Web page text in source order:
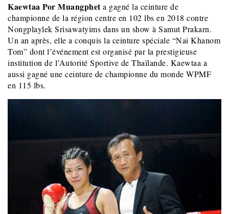
Kaewtaa Por Muangpheta gagné la ceinture de
championne de la région centre en 102 lbs en 2018 contre
Nongplaylek Srisawatyims dans un show à Samut Prakarn.
Un an après, elle a conquis la ceinture spéciale “Nai Khanom
Tom” dont l’événement est organisé par la prestigieuse
institution de l’Autorité Sportive de Thaïlande. Kaewtaa a
aussi gagné une ceinture de championne du monde WPMF
en 115 lbs.